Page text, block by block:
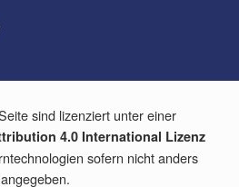
sind lizenziert unter einer
4.0 International Lizenz
sofern nicht anders
angegeben.